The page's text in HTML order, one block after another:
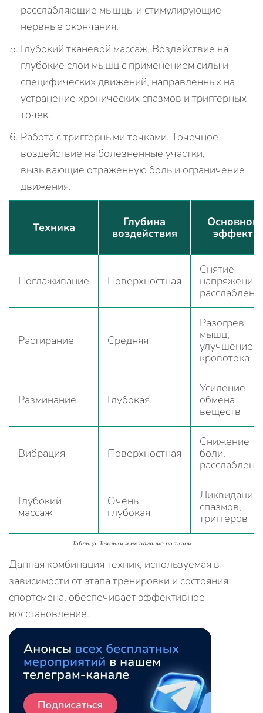
расслабляющие мышцы и стимулирующие
нервные окончания.
Глубокий тканевой массаж. Воздействие на
глубокие слои мышц с применением силы и
специфических движений, направленных на
устранение хронических спазмов и триггерных
точек.
Работа с триггерными точками. Точечное
воздействие на болезненные участки,
вызывающие отраженную боль и ограничение
движения.
Техника
Глубина
воздействия
Основной
эффект
Поглаживание Поверхностная
Снятие
напряжения,
Растирание Средняя
Разогрев
мышц,
улучшение
кровотока
Разминание Глубокая
Усиление
обмена
веществ
Вибрация Поверхностная
Снижение
боли,
Глубокий
массаж
Очень
глубокая
Ликвидация
спазмов,
триггеров
Таблица: Техники и их влияние на ткани
Данная комбинация техник, используемая в
зависимости от этапа тренировки и состояния
спортсмена, обеспечивает эффективное
восстановление.